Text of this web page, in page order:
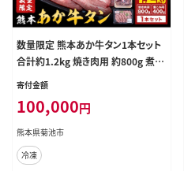
数量限定 熊本あか牛タン1本セット
合計約1.2kg 焼き肉用 約800g 煮込
み用 加工用 約400g 合同会社たべ
たせいか《30日以内に出荷予定(土
日祝除く)》熊本県 菊池市 肉 牛肉 お
肉 あか牛 牛タン タン 焼肉 煮込み
セット 熊本県産 カット梱包 冷凍 送
料無料---069-2053---
寄付金額
100,000円
熊本県菊池市
冷凍